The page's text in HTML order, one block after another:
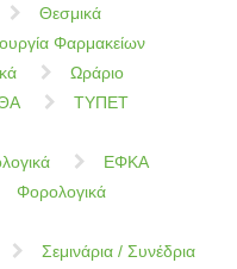
Θεσμικά
Φαρμακείων
Ωράριο
ΤΥΠΕΤ
ΕΦΚΑ
Φορολογικά
Σεμινάρια / Συνέδρια